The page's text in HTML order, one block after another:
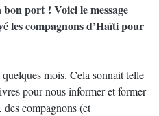
port ! Voici le message
les compagnons d’Haïti pour
mois. Cela sonnait telle
pour nous informer et former
compagnons (et